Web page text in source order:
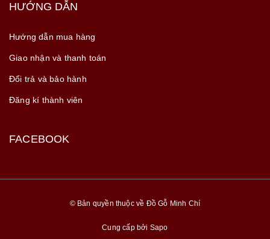
HƯỚNG DẪN
Hướng dẫn mua hàng
Giao nhận và thanh toán
Đổi trả và bảo hành
Đăng kí thành viên
FACEBOOK
© Bản quyền thuộc về Đồ Gỗ Minh Chí
Cung cấp bởi Sapo